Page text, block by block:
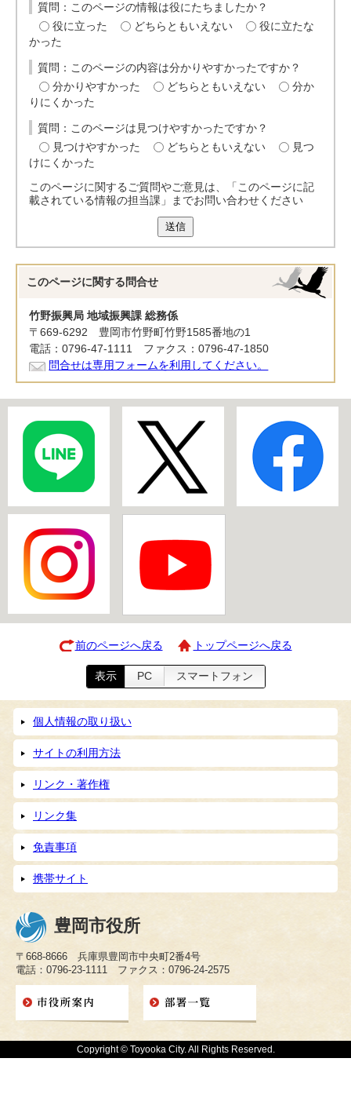
質問：このページの情報は役にたちましたか？
役に立った
どちらともいえない
役に立たな
かった
質問：このページの内容は分かりやすかったですか？
分かりやすかった
どちらともいえない
分か
りにくかった
質問：このページは見つけやすかったですか？
見つけやすかった
どちらともいえない
見つ
けにくかった
このページに関するご質問やご意見は、「このページに記
載されている情報の担当課」までお問い合わせください
送信
このページに関する 問合せ
竹野振興局 地域振興課 総務係
〒669-6292 豊岡市竹野町竹野1585番地の1
電話：0796-47-1111 ファクス：0796-47-1850
問合せは専用フォームを利用してください。
前のページへ戻る トップページへ戻る
表示 PC スマートフォン
個人情報の取り扱い
サイトの利用方法
リンク・著作権
リンク集
免責事項
携帯サイト
豊岡市役所
〒668-8666 兵庫県豊岡市中央町2番4号
電話：0796-23-1111 ファクス：0796-24-2575
Copyright © Toyooka City. All Rights Reserved.